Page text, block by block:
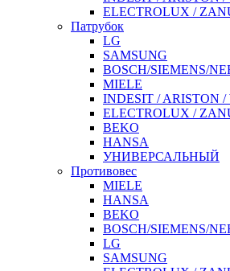
ELECTROLUX /
Патрубок
LG
SAMSUNG
BOSCH/SIEMENS/
MIELE
INDESIT / ARISTON
ELECTROLUX /
BEKO
HANSA
УНИВЕРСАЛЬНЫЙ
Противовес
MIELE
HANSA
BEKO
BOSCH/SIEMENS/
LG
SAMSUNG